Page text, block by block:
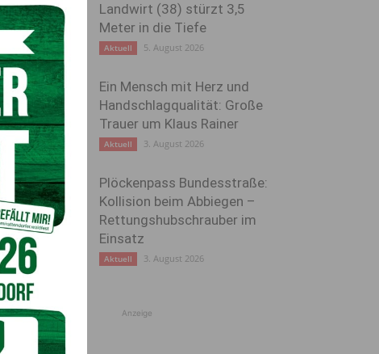
Landwirt (38) stürzt 3,5
Meter in die Tiefe
Aktuell 5. August 2026
Ein Mensch mit Herz und
Handschlagqualität: Große
Trauer um Klaus Rainer
Aktuell 3. August 2026
Plöckenpass Bundesstraße:
Kollision beim Abbiegen –
Rettungshubschrauber im
Einsatz
Aktuell 3. August 2026
Anzeige